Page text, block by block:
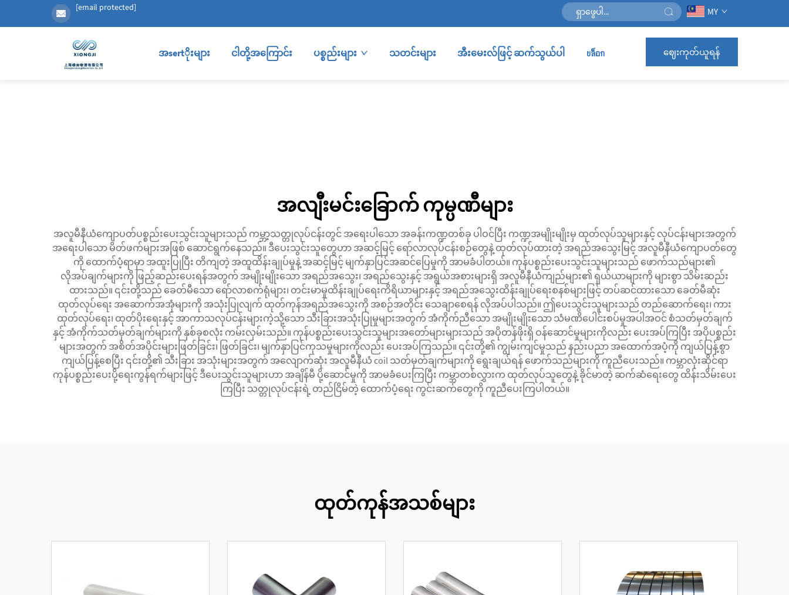
[email protected] MY
အsertိုးများ ငါတို့အကြောင်း ပစ္စည်းများ သတင်းများ အီးမေးလ်ဖြင့် ဆက်သွယ်ပါ บล็อก ဈေးကုတ်ယူရန်
အလျီးမင်းခြောက် ကုမ္ပဏီများ
အလူမီနီယံကျောပတ်ပစ္စည်းပေးသွင်းသူများသည် ကမ္ဘာ့သတ္တုလုပ်ငန်းတွင် အရေးပါသော အခန်းကဏ္ဍတစ်ခု ပါဝင်ပြီး ကဏ္ဍအမျိုးမျိုးမှ ထုတ်လုပ်သူများနှင့် လုပ်ငန်းများအတွက်
အရေးပါသော မိတ်ဖက်များအဖြစ် ဆောင်ရွက်နေသည်။ ဒီပေးသွင်းသူတွေဟာ အဆင့်မြင့် ရော်လာလုပ်ငန်းစဉ်တွေနဲ့ ထုတ်လုပ်ထားတဲ့ အရည်အသွေးမြင့် အလူမီနီယံကျောပတ်တွေ
ကို ထောက်ပံ့ရာမှာ အထူးပြုပြီး တိကျတဲ့ အထူထိန်းချုပ်မှုနဲ့ အဆင့်မြင့် မျက်နှာပြင်အဆင်ပြေမှုကို အာမခံပါတယ်။ ကုန်ပစ္စည်းပေးသွင်းသူများသည် ဖောက်သည်များ၏
လိုအပ်ချက်များကို ဖြည့်ဆည်းပေးရန်အတွက် အမျိုးမျိုးသော အရည်အသွေး၊ အရည်သွေးနှင့် အရွယ်အစားများရှိ အလူမီနီယံကျည်များ၏ ရှယ်ယာများကို များစွာ သိမ်းဆည်း
ထားသည်။ ၎င်းတို့သည် ခေတ်မီသော ရော်လာစက်ရုံများ၊ တင်းမာမှုထိန်းချုပ်ရေးကိရိယာများနှင့် အရည်အသွေးထိန်းချုပ်ရေးစနစ်များဖြင့် တပ်ဆင်ထားသော ခေတ်မီဆုံး
ထုတ်လုပ်ရေး အဆောက်အအုံများကို အသုံးပြုလျက် ထုတ်ကုန်အရည်အသွေးကို အစဉ်အတိုင်း သေချာစေရန် လိုအပ်ပါသည်။ ဤပေးသွင်းသူများသည် တည်ဆောက်ရေး၊ ကား
ထုတ်လုပ်ရေး၊ ထုတ်ပိုးရေးနှင့် အာကာသလုပ်ငန်းများကဲ့သို့သော သီးခြားအသုံးပြုမှုများအတွက် အံကိုက်ညီသော အမျိုးမျိုးသော သံမဏိပေါင်းစပ်မှုအပါအဝင် စံသတ်မှတ်ချက်
နှင့် အံကိုက်သတ်မှတ်ချက်များကို နှစ်ခုစလုံး ကမ်းလှမ်းသည်။ ကုန်ပစ္စည်းပေးသွင်းသူများအတော်များများသည် အပိုတန်ဖိုးရှိ ဝန်ဆောင်မှုများကိုလည်း ပေးအပ်ကြပြီး အပိုပစ္စည်း
များအတွက် အစိတ်အပိုင်းများဖြတ်ခြင်း၊ ဖြတ်ခြင်း၊ မျက်နှာပြင်ကုသမှုများကိုလည်း ပေးအပ်ကြသည်။ ၎င်းတို့၏ ကျွမ်းကျင်မှုသည် နည်းပညာ အထောက်အပံ့ကို ကျယ်ပြန့်စွာ
ကျယ်ပြန့်စေပြီး ၎င်းတို့၏ သီးခြား အသုံးများအတွက် အလျောက်ဆုံး အလူမီနီယံ coil သတ်မှတ်ချက်များကို ရွေးချယ်ရန် ဖောက်သည်များကို ကူညီပေးသည်။ ကမ္ဘာလုံးဆိုင်ရာ
ကုန်ပစ္စည်းပေးပို့ရေးကွန်ရက်များဖြင့် ဒီပေးသွင်းသူများဟာ အချိန်မီ ပို့ဆောင်မှုကို အာမခံပေးကြပြီး ကမ္ဘာတစ်လွှားက ထုတ်လုပ်သူတွေနဲ့ ခိုင်မာတဲ့ ဆက်ဆံရေးတွေ ထိန်းသိမ်းပေး
ကြပြီး သတ္တုလုပ်ငန်းရဲ့ တည်ငြိမ်တဲ့ ထောက်ပံ့ရေး ကွင်းဆက်တွေကို ကူညီပေးကြပါတယ်။
ထုတ်ကုန်အသစ်များ